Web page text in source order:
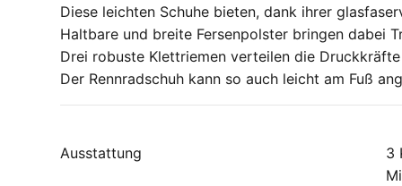
Diese leichten Schuhe bieten, dank ihrer
Haltbare und breite Fersenpolster bringen dabei
Drei robuste Klettriemen verteilen die
Der Rennradschuh kann so auch leicht am Fuß
Ausstattung
3